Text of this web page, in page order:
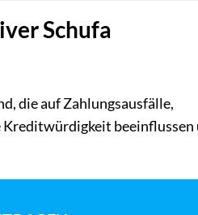
Schufa
die auf Zahlungsausfälle,
Kreditwürdigkeit beeinflussen